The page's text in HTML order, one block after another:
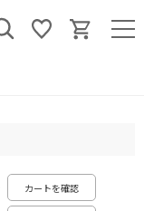
カートを確認